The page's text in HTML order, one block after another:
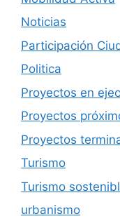
Noticias
Participación
Politica
Proyectos en
Proyectos
Proyectos
Turismo
Turismo
urbanismo